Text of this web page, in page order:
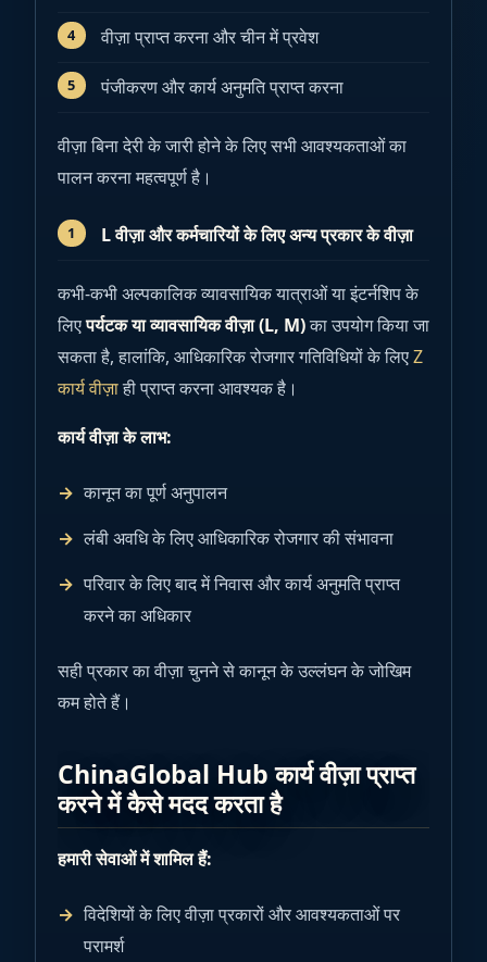
वीज़ा प्राप्त करना और चीन में प्रवेश
पंजीकरण और कार्य अनुमति प्राप्त करना
वीज़ा बिना देरी के जारी होने के लिए सभी आवश्यकताओं का
पालन करना महत्वपूर्ण है।
L वीज़ा और कर्मचारियों के लिए अन्य प्रकार के वीज़ा
कभी-कभी अल्पकालिक व्यावसायिक यात्राओं या इंटर्नशिप के
लिएपर्यटक या व्यावसायिक वीज़ा (L, M)का उपयोग किया जा
सकता है, हालांकि, आधिकारिक रोजगार गतिविधियों के लिएZ
कार्य वीज़ाही प्राप्त करना आवश्यक है।
कार्य वीज़ा के लाभ:
कानून का पूर्ण अनुपालन
लंबी अवधि के लिए आधिकारिक रोजगार की संभावना
परिवार के लिए बाद में निवास और कार्य अनुमति प्राप्त
करने का अधिकार
सही प्रकार का वीज़ा चुनने से कानून के उल्लंघन के जोखिम
कम होते हैं।
ChinaGlobal Hub कार्य वीज़ा प्राप्त
करने में कैसे मदद करता है
हमारी सेवाओं में शामिल हैं:
विदेशियों के लिए वीज़ा प्रकारों और आवश्यकताओं पर
परामर्श